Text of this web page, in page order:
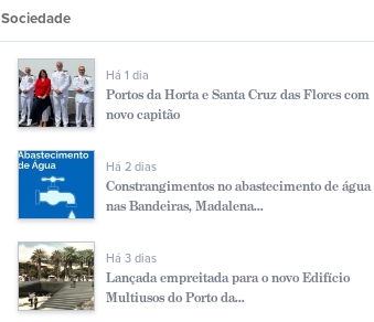
Sociedade
Há 1 dia
Portos da Horta e Santa Cruz das Flores com
novo capitão
Há 2 dias
Constrangimentos no abastecimento de água
nas Bandeiras, Madalena...
Há 3 dias
Lançada empreitada para o novo Edifício
Multiusos do Porto da...